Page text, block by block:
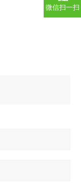
微信扫一扫